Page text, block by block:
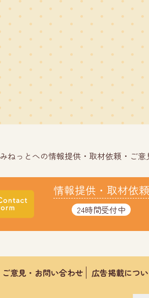
みねっとへの情報提供・取材依頼・ご意
情報提供・取材依頼
24時間受付中
ご意見・お問い合わせ 広告掲載につ